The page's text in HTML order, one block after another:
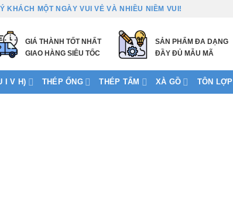
KHÁCH MỘT NGÀY VUI VẺ VÀ NHIỀU NIỀM VUI!
GIÁ THÀNH TỐT NHẤT
GIAO HÀNG SIÊU TỐC
SẢN PHẨM ĐA DẠNG
ĐẦY ĐỦ MẪU MÃ
I V H) THÉP ỐNG THÉP TẤM XÀ GỒ TÔN LỢP